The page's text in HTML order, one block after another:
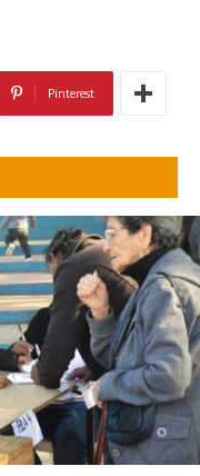
Pinterest